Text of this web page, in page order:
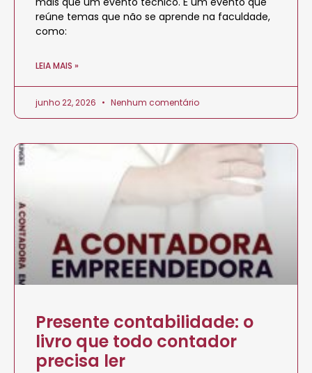
reúne temas que não se aprende na faculdade,
como:
LEIA MAIS »
junho 22, 2026 Nenhum comentário
Presente contabilidade: o
livro que todo contador
precisa ler